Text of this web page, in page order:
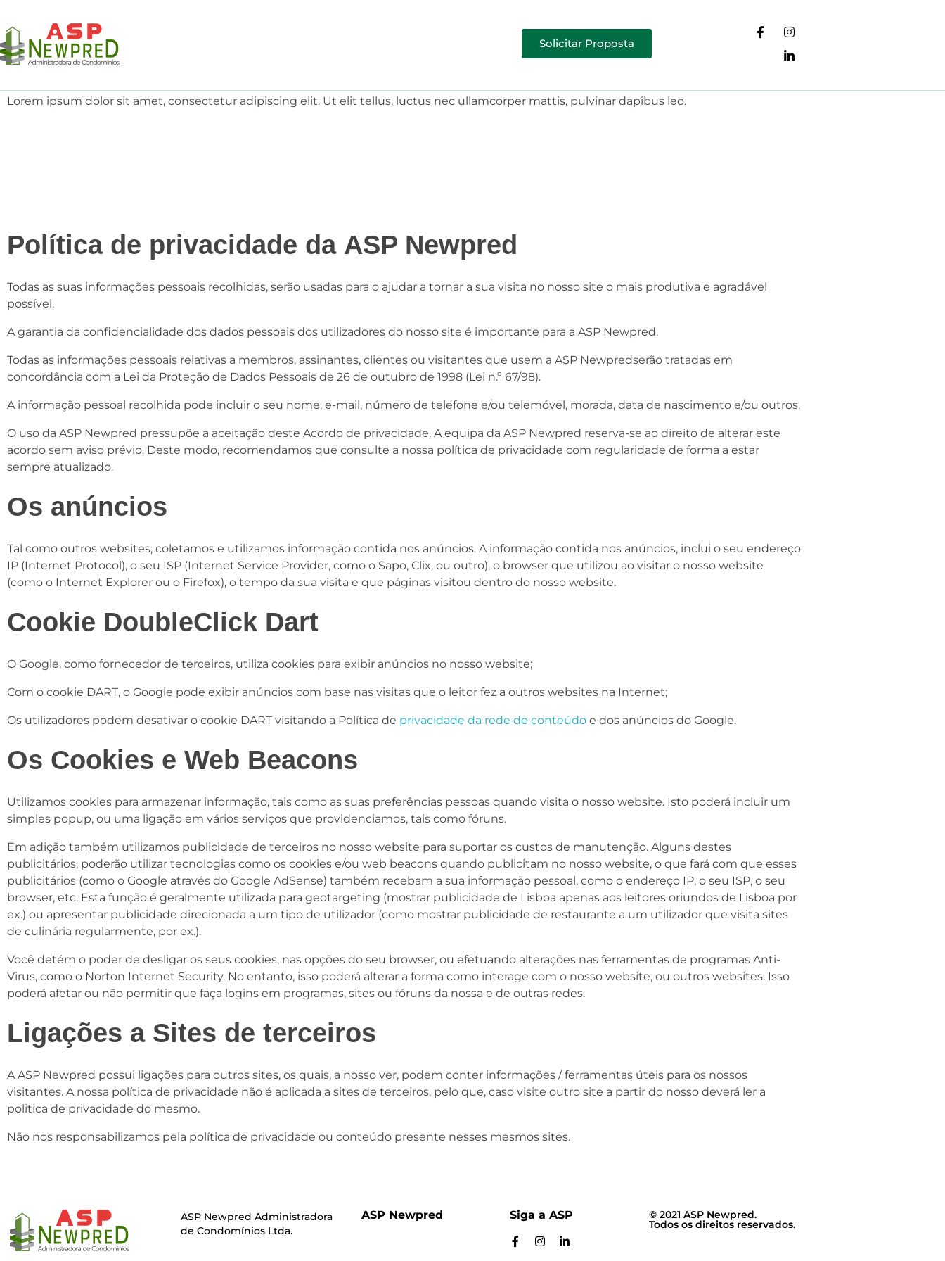
Solicitar Proposta
Lorem ipsum dolor sit amet, consectetur adipiscing elit. Ut elit tellus, luctus nec ullamcorper mattis, pulvinar dapibus leo.
Política de privacidade da ASP Newpred
Todas as suas informações pessoais recolhidas, serão usadas para o ajudar a tornar a sua visita no nosso site o mais produtiva e agradável
possível.
A garantia da confidencialidade dos dados pessoais dos utilizadores do nosso site é importante para a ASP Newpred.
Todas as informações pessoais relativas a membros, assinantes, clientes ou visitantes que usem a ASP Newpredserão tratadas em
concordância com a Lei da Proteção de Dados Pessoais de 26 de outubro de 1998 (Lei n.º 67/98).
A informação pessoal recolhida pode incluir o seu nome, e-mail, número de telefone e/ou telemóvel, morada, data de nascimento e/ou outros.
O uso da ASP Newpred pressupõe a aceitação deste Acordo de privacidade. A equipa da ASP Newpred reserva-se ao direito de alterar este
acordo sem aviso prévio. Deste modo, recomendamos que consulte a nossa política de privacidade com regularidade de forma a estar
sempre atualizado.
Os anúncios
Tal como outros websites, coletamos e utilizamos informação contida nos anúncios. A informação contida nos anúncios, inclui o seu endereço
IP (Internet Protocol), o seu ISP (Internet Service Provider, como o Sapo, Clix, ou outro), o browser que utilizou ao visitar o nosso website
(como o Internet Explorer ou o Firefox), o tempo da sua visita e que páginas visitou dentro do nosso website.
Cookie DoubleClick Dart
O Google, como fornecedor de terceiros, utiliza cookies para exibir anúncios no nosso website;
Com o cookie DART, o Google pode exibir anúncios com base nas visitas que o leitor fez a outros websites na Internet;
Os utilizadores podem desativar o cookie DART visitando a Política de privacidade da rede de conteúdo e dos anúncios do Google.
Os Cookies e Web Beacons
Utilizamos cookies para armazenar informação, tais como as suas preferências pessoas quando visita o nosso website. Isto poderá incluir um
simples popup, ou uma ligação em vários serviços que providenciamos, tais como fóruns.
Em adição também utilizamos publicidade de terceiros no nosso website para suportar os custos de manutenção. Alguns destes
publicitários, poderão utilizar tecnologias como os cookies e/ou web beacons quando publicitam no nosso website, o que fará com que esses
publicitários (como o Google através do Google AdSense) também recebam a sua informação pessoal, como o endereço IP, o seu ISP, o seu
browser, etc. Esta função é geralmente utilizada para geotargeting (mostrar publicidade de Lisboa apenas aos leitores oriundos de Lisboa por
ex.) ou apresentar publicidade direcionada a um tipo de utilizador (como mostrar publicidade de restaurante a um utilizador que visita sites
de culinária regularmente, por ex.).
Você detém o poder de desligar os seus cookies, nas opções do seu browser, ou efetuando alterações nas ferramentas de programas Anti-
Virus, como o Norton Internet Security. No entanto, isso poderá alterar a forma como interage com o nosso website, ou outros websites. Isso
poderá afetar ou não permitir que faça logins em programas, sites ou fóruns da nossa e de outras redes.
Ligações a Sites de terceiros
A ASP Newpred possui ligações para outros sites, os quais, a nosso ver, podem conter informações / ferramentas úteis para os nossos
visitantes. A nossa política de privacidade não é aplicada a sites de terceiros, pelo que, caso visite outro site a partir do nosso deverá ler a
politica de privacidade do mesmo.
Não nos responsabilizamos pela política de privacidade ou conteúdo presente nesses mesmos sites.
ASP Newpred Administradora
de Condomínios Ltda.
ASP Newpred Siga a ASP © 2021 ASP Newpred.
Todos os direitos reservados.